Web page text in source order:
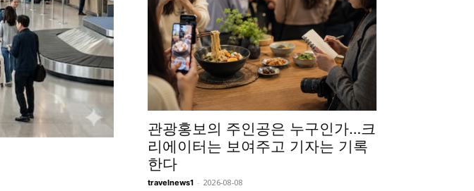
관광홍보의 주인공은 누구인가…크
리에이터는 보여주고 기자는 기록
한다
travelnews1 - 2026-08-08